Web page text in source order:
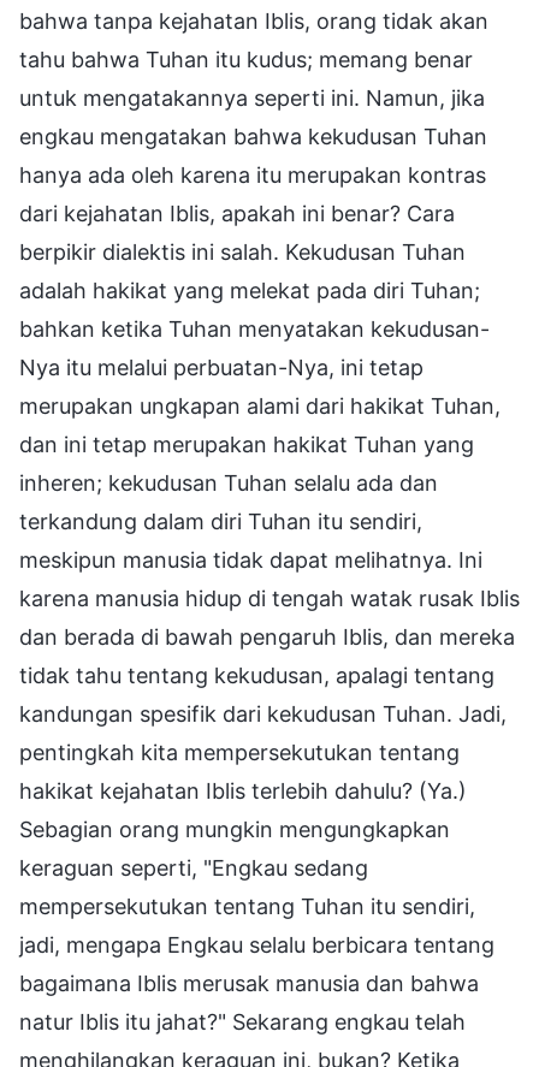
bahwa tanpa kejahatan Iblis, orang tidak akan
tahu bahwa Tuhan itu kudus; memang benar
untuk mengatakannya seperti ini. Namun, jika
engkau mengatakan bahwa kekudusan Tuhan
hanya ada oleh karena itu merupakan kontras
dari kejahatan Iblis, apakah ini benar? Cara
berpikir dialektis ini salah. Kekudusan Tuhan
adalah hakikat yang melekat pada diri Tuhan;
bahkan ketika Tuhan menyatakan kekudusan-
Nya itu melalui perbuatan-Nya, ini tetap
merupakan ungkapan alami dari hakikat Tuhan,
dan ini tetap merupakan hakikat Tuhan yang
inheren; kekudusan Tuhan selalu ada dan
terkandung dalam diri Tuhan itu sendiri,
meskipun manusia tidak dapat melihatnya. Ini
karena manusia hidup di tengah watak rusak Iblis
dan berada di bawah pengaruh Iblis, dan mereka
tidak tahu tentang kekudusan, apalagi tentang
kandungan spesifik dari kekudusan Tuhan. Jadi,
pentingkah kita mempersekutukan tentang
hakikat kejahatan Iblis terlebih dahulu? (Ya.)
Sebagian orang mungkin mengungkapkan
keraguan seperti, "Engkau sedang
mempersekutukan tentang Tuhan itu sendiri,
jadi, mengapa Engkau selalu berbicara tentang
bagaimana Iblis merusak manusia dan bahwa
natur Iblis itu jahat?" Sekarang engkau telah
menghilangkan keraguan ini, bukan? Ketika